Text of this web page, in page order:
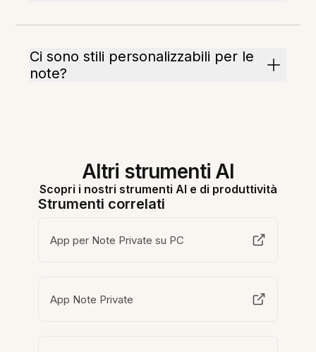
Ci sono stili personalizzabili per le
note?
Altri strumenti AI
Scopri i nostri strumenti AI e di produttività
Strumenti correlati
App per Note Private su PC
App Note Private